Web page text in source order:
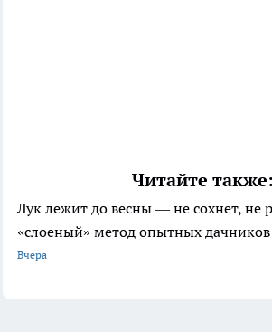
Читайте также:
Лук лежит до весны — не сохнет, не
«слоеный» метод опытных дачников
Вчера